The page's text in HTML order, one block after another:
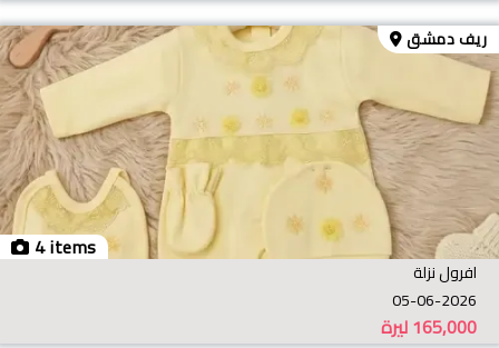
4 items
ريف دمشق
افرول نزلة
05-06-2026
ليرة165,000